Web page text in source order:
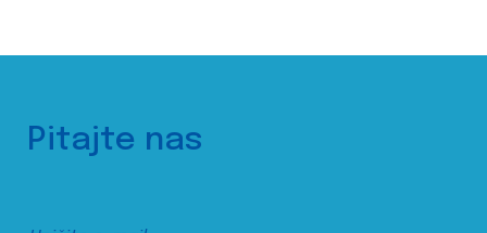
Pitajte nas